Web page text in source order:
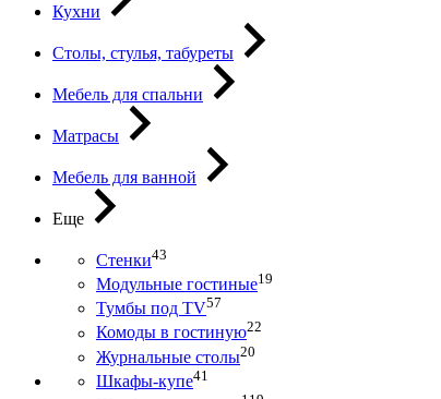
Кухни
Столы, стулья, табуреты
Мебель для спальни
Матрасы
Мебель для ванной
Еще
Стенки43
Модульные гостиные19
Тумбы под ТV57
Комоды в гостиную22
Журнальные столы20
Шкафы-купе41